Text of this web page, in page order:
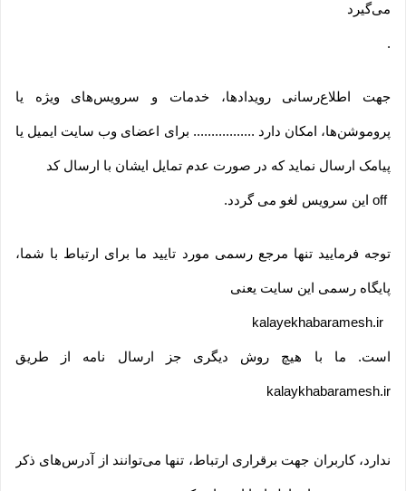
می‌گیرد
.
جهت اطلاع‌رسانی رویدادها، خدمات و سرویس‌های ویژه یا
پروموشن‌ها، امکان دارد ................. برای اعضای وب سایت ایمیل یا
پیامک ارسال نماید که در صورت عدم تمایل ایشان با ارسال کد
off این سرویس لغو می گردد.
توجه فرمایید تنها مرجع رسمی مورد تایید ما برای ارتباط با شما،
پایگاه رسمی این سایت یعنی
kalayekhabaramesh.ir
است. ما با هیچ روش دیگری جز ارسال نامه از طریق
kalaykhabaramesh.ir
ندارد، کاربران جهت برقراری ارتباط، تنها می‏‌توانند از آدرس‌‏های ذکر